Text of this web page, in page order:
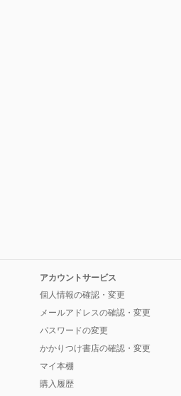
アカウントサービス
個人情報の確認・変更
メールアドレスの確認・変更
パスワードの変更
かかりつけ書店の確認・変更
マイ本棚
購入履歴